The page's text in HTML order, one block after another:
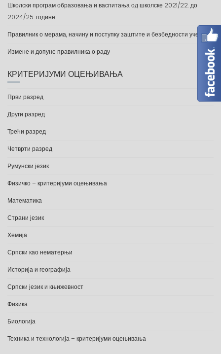
Школски програм образовања и васпитања од школске 2021/22. до
2024/25. године
Правилник о мерама, начину и поступку заштите и безбедности ученика
Измене и допуне правилника о раду
КРИТЕРИЈУМИ ОЦЕЊИВАЊА
Први разред
Други разред
Трећи разред
Четврти разред
Румунски језик
Физичко – критеријуми оцењивања
Математика
Страни језик
Хемија
Српски као нематерњи
Историја и географија
Српски језик и књижевност
Физика
Биологија
Техника и технологија – критеријуми оцењивања